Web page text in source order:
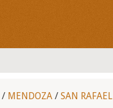
/ MENDOZA / SAN RAFAEL